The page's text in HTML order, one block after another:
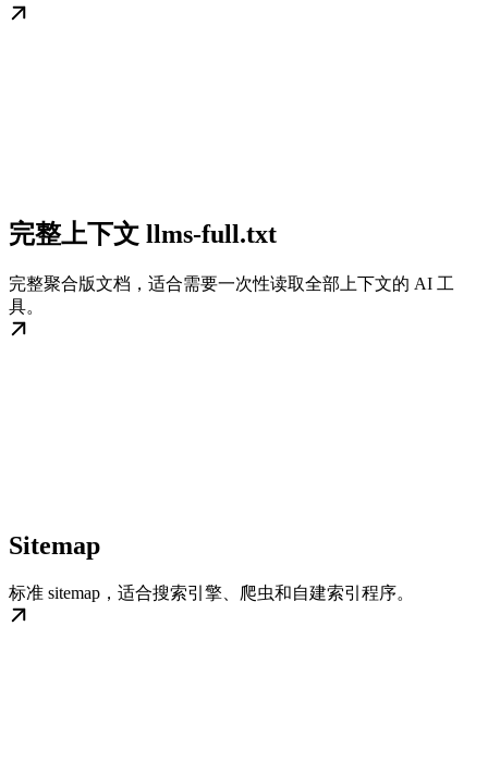
完整上下文 llms-full.txt
完整聚合版文档，适合需要一次性读取全部上下文的 AI 工
具。
Sitemap
标准 sitemap，适合搜索引擎、爬虫和自建索引程序。